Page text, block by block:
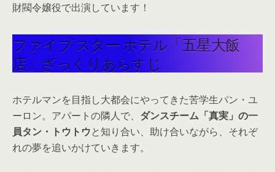
財閥令嬢役で出演しています！
ファイブ スター ホテル「五星大飯
店」ざっくりあらすじ
ホテルマンを目指し大都会にやってきた苦学生パン・ユ
ーロン。アパートの隣人で、 ダンスチーム「真実」の一
員タン・トウトウと知り合い、助け合いながら、それぞ
れの夢を追いかけていきます。